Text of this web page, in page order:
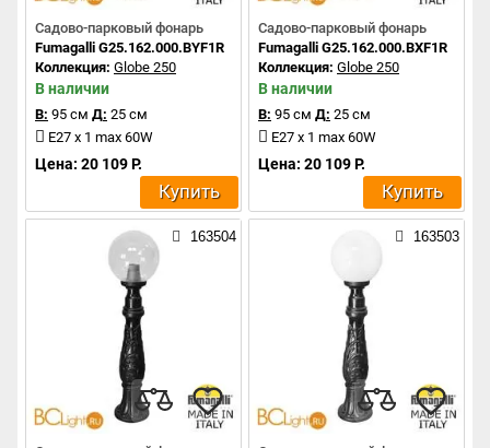
Садово-парковый фонарь
Fumagalli G25.162.000.BYF1R
Коллекция: Globe 250
В наличии
В: 95 см Д: 25 см
E27 x 1 max 60W
Цена: 20 109 Р.
Купить
Садово-парковый фонарь
Fumagalli G25.162.000.BXF1R
Коллекция: Globe 250
В наличии
В: 95 см Д: 25 см
E27 x 1 max 60W
Цена: 20 109 Р.
Купить
163504 163503